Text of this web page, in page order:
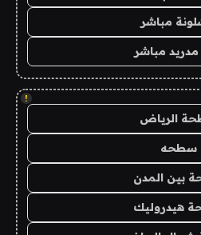
مباشر
مدريد مباشر
!
الرياض
سطحه
بين المدن
هيدروليك